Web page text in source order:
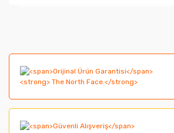
Yorum Yaz
formunu kullanarak tarafımıza
Görüş ve önerileriniz için teşekkür
Ürün resmi kalitesiz, bozuk veya
Ürün açıklamasında eksik bilgiler